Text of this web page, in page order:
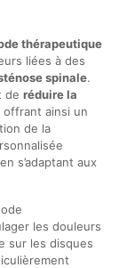
thérapeutique
liées à des
spinale.
de réduire la
ainsi un
de la
s’adaptant aux
les douleurs
sur les disques